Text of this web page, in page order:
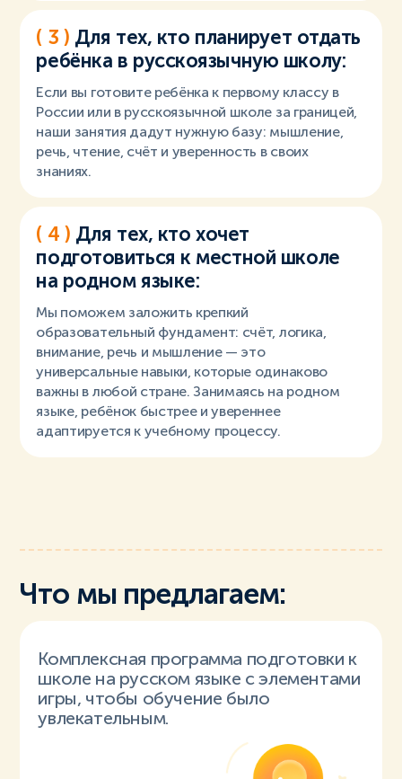
( 3 ) Для тех, кто планирует отдать
ребёнка в русскоязычную школу:
Если вы готовите ребёнка к первому классу в
России или в русскоязычной школе за границей,
наши занятия дадут нужную базу: мышление,
речь, чтение, счёт и уверенность в своих
знаниях.
( 4 ) Для тех, кто хочет
подготовиться к местной школе
на родном языке:
Мы поможем заложить крепкий
образовательный фундамент: счёт, логика,
внимание, речь и мышление — это
универсальные навыки, которые одинаково
важны в любой стране. Занимаясь на родном
языке, ребёнок быстрее и увереннее
адаптируется к учебному процессу.
Что мы предлагаем:
Комплексная программа подготовки к
школе на русском языке с элементами
игры, чтобы обучение было
увлекательным.